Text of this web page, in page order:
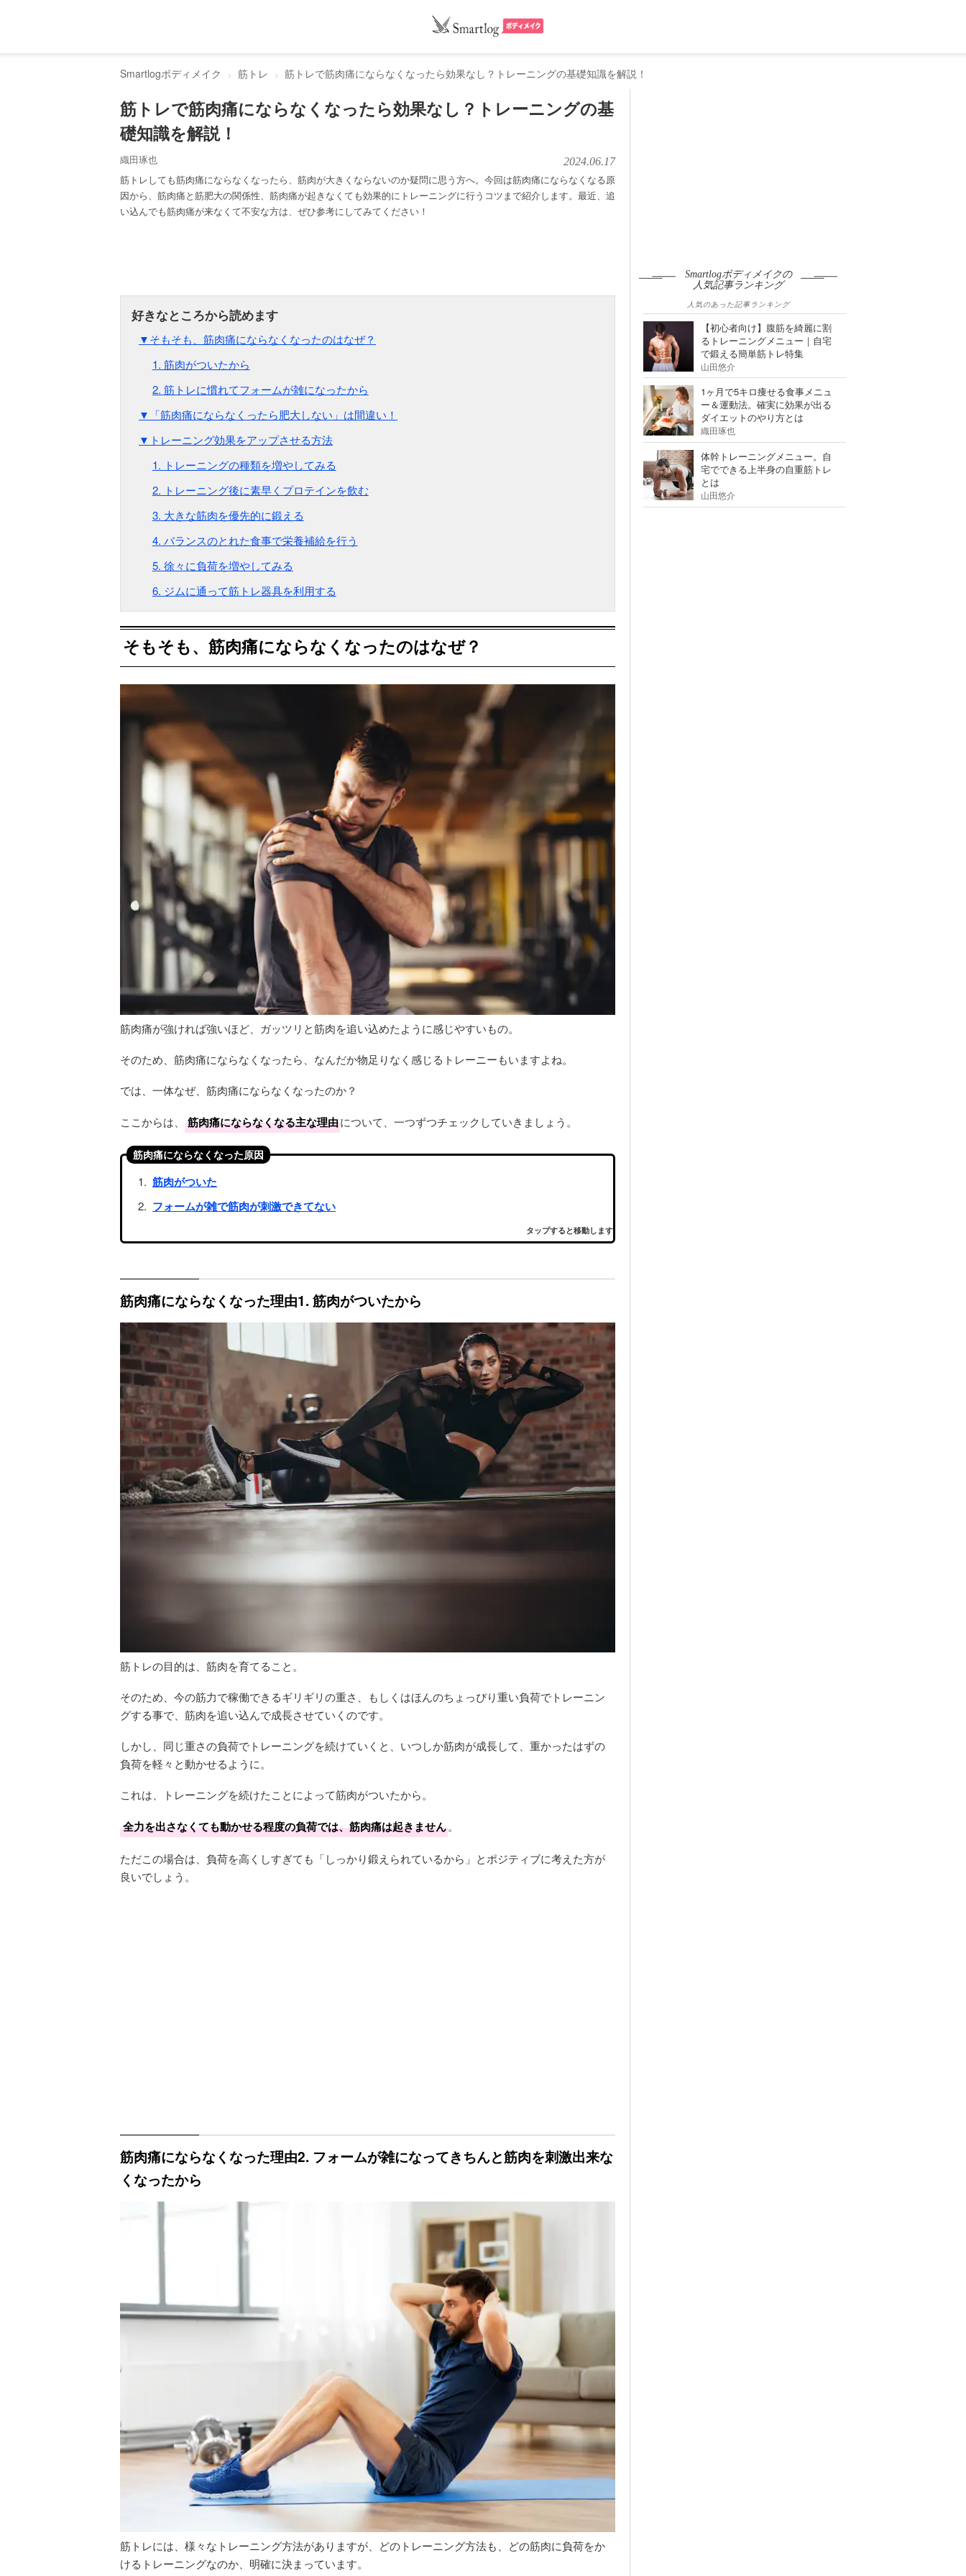
Smartlogボディメイク 筋トレ 筋トレで筋肉痛にならなくなったら効果なし？トレーニングの基礎知識を解説！
筋トレで筋肉痛にならなくなったら効果なし？トレーニングの基
礎知識を解説！
織田琢也 2024.06.17
筋トレしても筋肉痛にならなくなったら、筋肉が大きくならないのか疑問に思う方へ。今回は筋肉痛にならなくなる原
因から、筋肉痛と筋肥大の関係性、筋肉痛が起きなくても効果的にトレーニングに行うコツまで紹介します。最近、追
い込んでも筋肉痛が来なくて不安な方は、ぜひ参考にしてみてください！
▼そもそも、筋肉痛にならなくなったのはなぜ？
1. 筋肉がついたから
2. 筋トレに慣れてフォームが雑になったから
▼「筋肉痛にならなくったら肥大しない」は間違い！
▼トレーニング効果をアップさせる方法
1. トレーニングの種類を増やしてみる
2. トレーニング後に素早くプロテインを飲む
3. 大きな筋肉を優先的に鍛える
4. バランスのとれた食事で栄養補給を行う
5. 徐々に負荷を増やしてみる
6. ジムに通って筋トレ器具を利用する
そもそも、筋肉痛にならなくなったのはなぜ？
筋肉痛が強ければ強いほど、ガッツリと筋肉を追い込めたように感じやすいもの。
そのため、筋肉痛にならなくなったら、なんだか物足りなく感じるトレーニーもいますよね。
では、一体なぜ、筋肉痛にならなくなったのか？
ここからは、 筋肉痛にならなくなる主な理由について、一つずつチェックしていきましょう。
筋肉痛にならなくなった原因
筋肉がついた
フォームが雑で筋肉が刺激できてない
タップすると移動します
筋肉痛にならなくなった理由1. 筋肉がついたから
筋トレの目的は、筋肉を育てること。
そのため、今の筋力で稼働できるギリギリの重さ、もしくはほんのちょっぴり重い負荷でトレーニン
グする事で、筋肉を追い込んで成長させていくのです。
しかし、同じ重さの負荷でトレーニングを続けていくと、いつしか筋肉が成長して、重かったはずの
負荷を軽々と動かせるように。
これは、トレーニングを続けたことによって筋肉がついたから。
全力を出さなくても動かせる程度の負荷では、筋肉痛は起きません。
ただこの場合は、負荷を高くしすぎても「しっかり鍛えられているから」とポジティブに考えた方が
良いでしょう。
筋肉痛にならなくなった理由2. フォームが雑になってきちんと筋肉を刺激出来な
くなったから
筋トレには、様々なトレーニング方法がありますが、どのトレーニング方法も、どの筋肉に負荷をか
けるトレーニングなのか、明確に決まっています。
Smartlogボディメイクの
人気記事ランキング
人気のあった記事ランキング
【初心者向け】腹筋を綺麗に割
るトレーニングメニュー｜自宅
で鍛える簡単筋トレ特集
山田悠介
1ヶ月で5キロ痩せる食事メニュ
ー＆運動法。確実に効果が出る
ダイエットのやり方とは
織田琢也
体幹トレーニングメニュー。自
宅でできる上半身の自重筋トレ
とは
山田悠介